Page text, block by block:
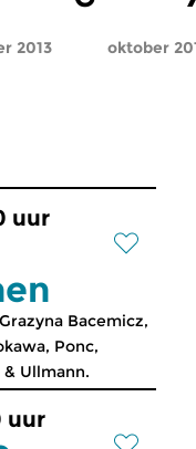
2013 oktober
uur
Bacemicz,
Ponc,
Ullmann.
uur